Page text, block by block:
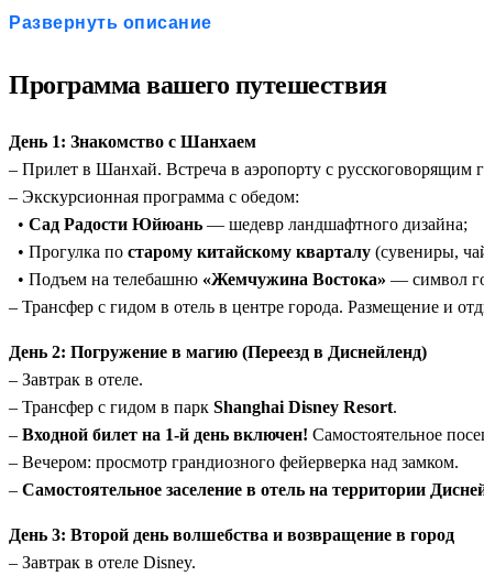
«Zootopia» и трассу «Tron»), не устав от гонки.
Культурный баланс:Пока дети впечатлены героями
Развернуть описание
Программа вашего путешествия
День 1: Знакомство с Шанхаем
– Прилет в Шанхай. Встреча в аэропорту с русскоговорящим
– Экскурсионная программа с обедом:
• Сад Радости Юйюань — шедевр ландшафтного дизайна;
• Прогулка по старому китайскому кварталу (сувениры,
• Подъем на телебашню «Жемчужина Востока» — символ
– Трансфер с гидом в отель в центре города. Размещение и
День 2: Погружение в магию (Переезд в Диснейленд)
– Завтрак в отеле.
– Трансфер с гидом в парк Shanghai Disney Resort.
– Входной билет на 1-й день включен! Самостоятельное
– Вечером: просмотр грандиозного фейерверка над замком.
– Самостоятельное заселение в отель на территории
День 3: Второй день волшебства и возвращение в город
– Завтрак в отеле Disney.